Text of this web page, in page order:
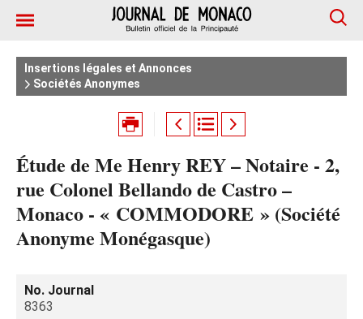
Insertions légales et Annonces
Sociétés Anonymes
Étude de Me Henry REY – Notaire - 2,
rue Colonel Bellando de Castro –
Monaco - « COMMODORE » (Société
Anonyme Monégasque)
No. Journal
8363